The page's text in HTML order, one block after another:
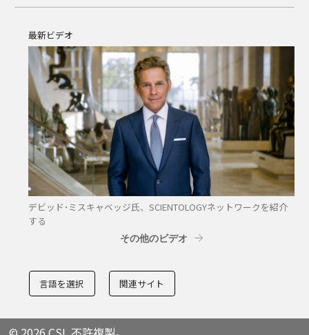
最新ビデオ
デビッド･ミスキャベッジ氏、SCIENTOLOGYネットワークを紹介
する
その他のビデオ
言語を選択 関連サイト